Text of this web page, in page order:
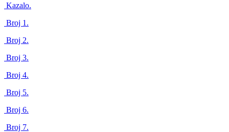
Kazalo.
Broj 1.
Broj 2.
Broj 3.
Broj 4.
Broj 5.
Broj 6.
Broj 7.